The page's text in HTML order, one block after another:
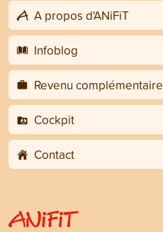
A propos d'ANiFiT
Infoblog
Revenu complémentaire
Cockpit
Contact